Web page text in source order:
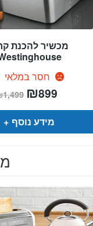
מכשיר להכנת
חסר במלאי
1,499 המחיר
המקורי
היה:
₪899
הוא:
מידע נוסף